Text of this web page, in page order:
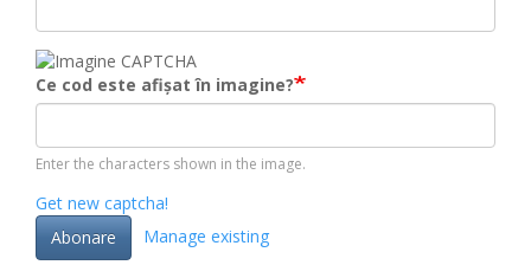
Ce cod este afișat în imagine?
Enter the characters shown in the image.
Get new captcha!
Abonare
Manage existing